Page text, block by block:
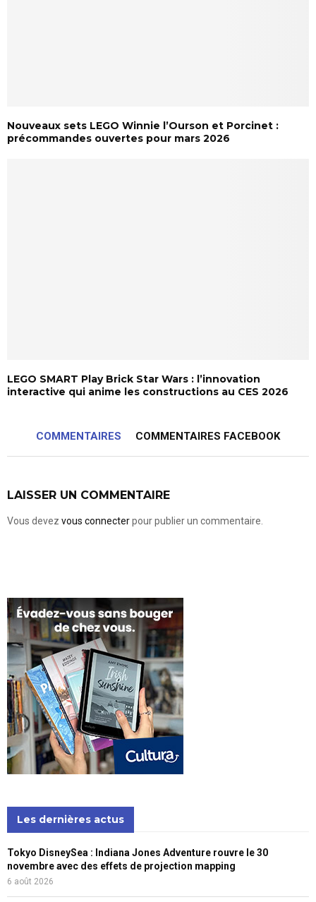
Nouveaux sets LEGO Winnie l’Ourson et Porcinet :
précommandes ouvertes pour mars 2026
LEGO SMART Play Brick Star Wars : l’innovation
interactive qui anime les constructions au CES 2026
COMMENTAIRES COMMENTAIRES FACEBOOK
LAISSER UN COMMENTAIRE
Vous devez vous connecterpour publier un commentaire.
Les dernières actus
Tokyo DisneySea : Indiana Jones Adventure rouvre le 30
novembre avec des effets de projection mapping
6 août 2026